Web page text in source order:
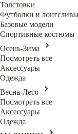
Толстовки
Футболки и лонгсливы
Базовые модели
Спортивные костюмы
Осень-Зима
Посмотреть все
Аксессуары
Одежда
Весна-Лето
Посмотреть все
Аксессуары
Одежда